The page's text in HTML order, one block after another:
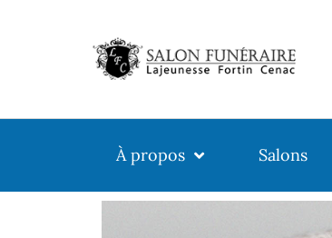
À propos Salons